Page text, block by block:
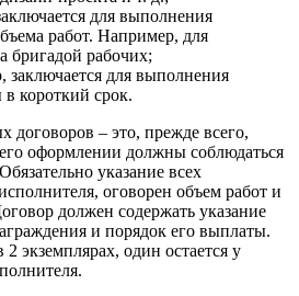
для выполнения
работ. Например, для
бригадой рабочих;
заключается для выполнения
короткий срок.
договоров – это, прежде всего,
оформлении должны соблюдаться
указание всех
оговорен объем работ и
должен содержать указание
и порядок его выплаты.
2 экземплярах, один остается у